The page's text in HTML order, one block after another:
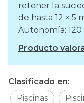
retener la
de hasta 12 × 5
Autonomía: 120
Producto
Clasificado en:
Piscinas